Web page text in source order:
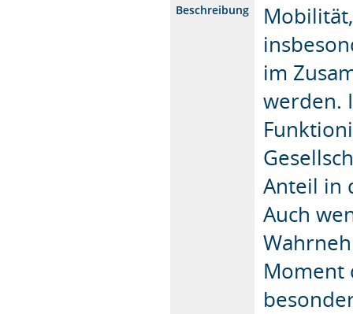
Beschreibung
im
werden.
Anteil in
Auch
Moment